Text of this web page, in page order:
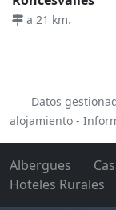
a 21 km.
Datos
alojamiento -
Albergues
Hoteles Rurales